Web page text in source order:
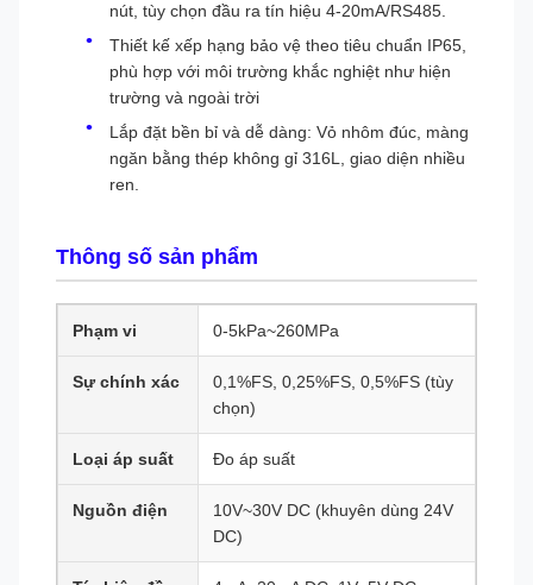
nút, tùy chọn đầu ra tín hiệu 4-20mA/RS485.
Thiết kế xếp hạng bảo vệ theo tiêu chuẩn IP65,
phù hợp với môi trường khắc nghiệt như hiện
trường và ngoài trời
Lắp đặt bền bỉ và dễ dàng: Vỏ nhôm đúc, màng
ngăn bằng thép không gỉ 316L, giao diện nhiều
ren.
Thông số sản phẩm
Phạm vi 0-5kPa~260MPa
Sự chính xác
0,1%FS, 0,25%FS, 0,5%FS (tùy
chọn)
Loại áp suất Đo áp suất
Nguồn điện
10V~30V DC (khuyên dùng 24V
DC)